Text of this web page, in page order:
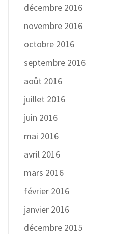
décembre 2016
novembre 2016
octobre 2016
septembre 2016
août 2016
juillet 2016
juin 2016
mai 2016
avril 2016
mars 2016
février 2016
janvier 2016
décembre 2015